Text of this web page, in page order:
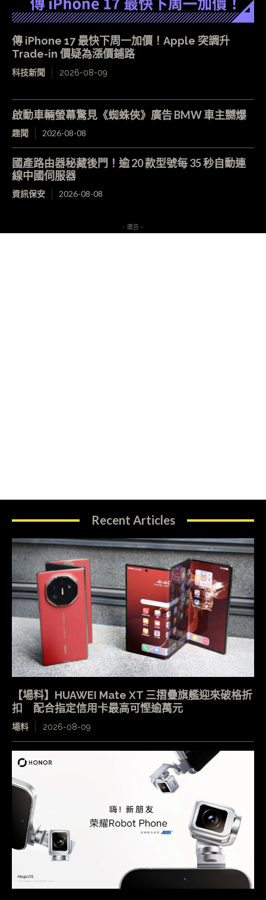
傳 iPhone 17 最快下周一加價！Apple 突調升
Trade-in 價疑為漲價鋪路
科技新聞 2026-08-09
啟動車輛螢幕驚見《蜘蛛俠》廣告 BMW 車主嬲爆
趣聞 2026-08-08
國產路由器秘藏後門！逾 20 款型號每 35 秒自動連
線中國伺服器
資訊保安 2026-08-08
- 廣告 -
Recent Articles
【場料】HUAWEI Mate XT 三摺疊旗艦迎來破格折
扣 配合指定信用卡最高可慳逾萬元
場料 2026-08-09